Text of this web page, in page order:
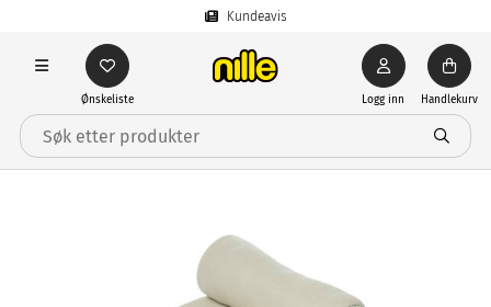
Kundeavis
Ønskeliste Logg inn Handlekurv